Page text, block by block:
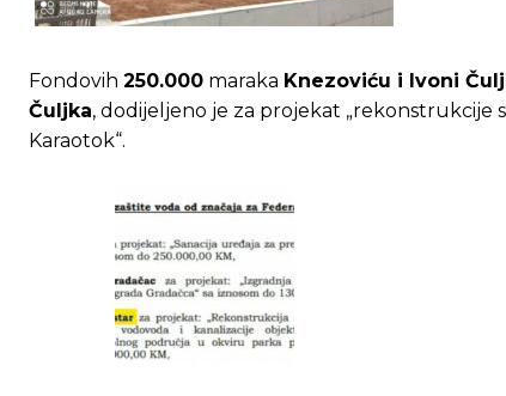
Fondovih 250.000 maraka Knezoviću i Ivoni
Čuljka, dodijeljeno je za projekat „rekonstrukcije
Karaotok“.